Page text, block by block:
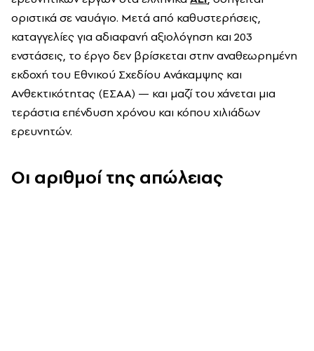
οριστικά σε ναυάγιο. Μετά από καθυστερήσεις,
καταγγελίες για αδιαφανή αξιολόγηση και 203
ενστάσεις, το έργο δεν βρίσκεται στην αναθεωρημένη
εκδοχή του Εθνικού Σχεδίου Ανάκαμψης και
Ανθεκτικότητας (ΕΣΑΑ) — και μαζί του χάνεται μια
τεράστια επένδυση χρόνου και κόπου χιλιάδων
ερευνητών.
Οι αριθμοί της απώλειας